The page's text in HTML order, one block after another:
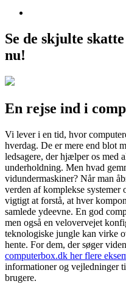
Se de skjulte
nu!
En rejse ind i
Vi lever i en tid, hvor
hverdag. De er mere end blot
ledsagere, der hjælper os med
underholdning. Men hvad
vidundermaskiner? Når man
verden af komplekse systemer
vigtigt at forstå, at hver
samlede ydeevne. En god
men også en velovervejet
teknologiske jungle kan virke
hente. For dem, der søger
computerbox.dk her flere
informationer og vejledninger
brugere.